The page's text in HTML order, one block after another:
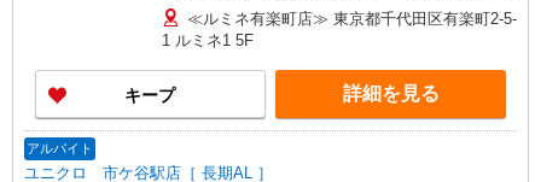
270,000円〜 ★固定残業手当：30,800円（月給に
含む） ※経験・能力考慮 ※固定残業時間は1ヶ月
あたり20時間、超過時は追加で残業手当支給 ※月
3万円まで交通費支給 ※試用期間（2〜3ヶ月）も
同条件 【手当】固定残業手当／資格手当／店舗職
制手当／住宅手当（実家外かつ賃貸の場合のみ別
当の種類はエリアにより異なります。詳細は面接
≪ルミネ有楽町店≫ 東京都千代田区有楽町2-5-
1 ルミネ1 5F
キープ 詳細を見る
アルバイト
ユニクロ 市ケ谷駅店［ 長期AL ］